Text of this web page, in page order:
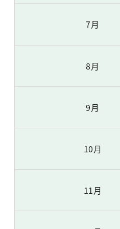
7月
8月
9月
10月
11月